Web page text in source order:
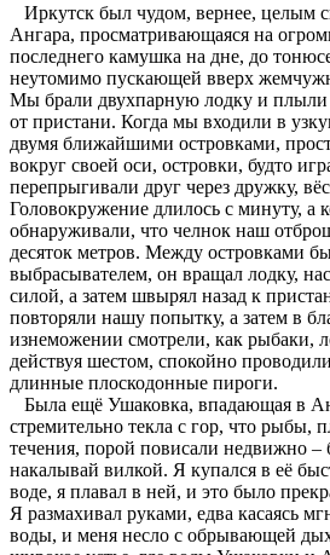
Иркутск был чудом, вернее, целым
Ангара, просматривающаяся на
последнего камушка на дне, до
неутомимо пускающей вверх
Мы брали двухпарную лодку и плыли
от пристани. Когда мы входили в
двумя ближайшими островками,
вокруг своей оси, островки, будто
перепрыгивали друг через дружку,
Головокружение длилось с минуту, а
обнаруживали, что челнок наш
десяток метров. Между островками
выбрасывателем, он вращал лодку,
силой, а затем швырял назад к
повторяли нашу попытку, а затем в
изнеможении смотрели, как рыбаки,
действуя шестом, спокойно
длинные плоскодонные пироги.
Была ещё Ушаковка, впадающая в
стремительно текла с гор, что рыбы,
течения, порой повисали недвижно –
накалывай вилкой. Я купался в её
воде, я плавал в ней, и это было
Я размахивал руками, едва касаясь
воды, и меня несло с обрывающей